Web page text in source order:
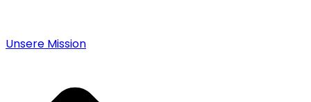
Unsere Mission